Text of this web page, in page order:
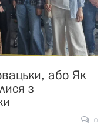
або Як
з
0